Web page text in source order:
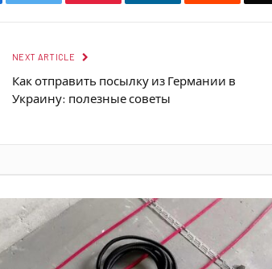
NEXT ARTICLE
Как отправить посылку из Германии в
Украину: полезные советы